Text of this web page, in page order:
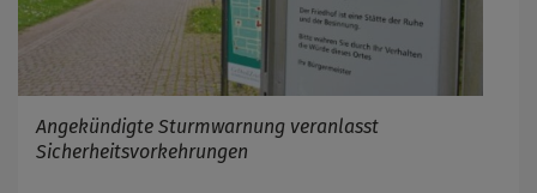
Angekündigte Sturmwarnung veranlasst
Sicherheitsvorkehrungen